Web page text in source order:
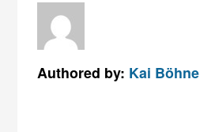
Authored by: Kai Böhne